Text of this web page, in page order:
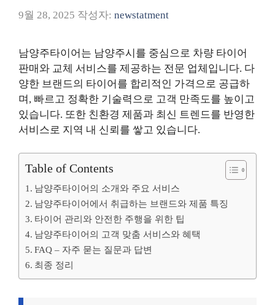
9월 28, 2025 작성자: newstatment
남양주타이어는 남양주시를 중심으로 차량 타이어
판매와 교체 서비스를 제공하는 전문 업체입니다. 다
양한 브랜드의 타이어를 합리적인 가격으로 공급하
며, 빠르고 정확한 기술력으로 고객 만족도를 높이고
있습니다. 또한 친환경 제품과 최신 트렌드를 반영한
서비스로 지역 내 신뢰를 쌓고 있습니다.
Table of Contents
남양주타이어의 소개와 주요 서비스
남양주타이어에서 취급하는 브랜드와 제품 특징
타이어 관리와 안전한 주행을 위한 팁
남양주타이어의 고객 맞춤 서비스와 혜택
FAQ – 자주 묻는 질문과 답변
최종 정리